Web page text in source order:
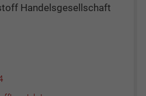
Handelsgesellschaft